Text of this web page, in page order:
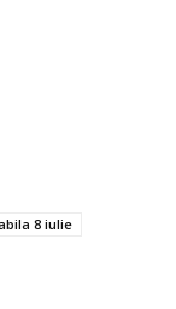
8 iulie